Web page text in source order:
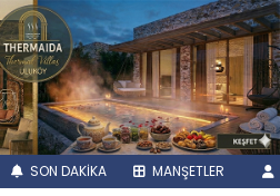
SON DAKİKA MANŞETLER